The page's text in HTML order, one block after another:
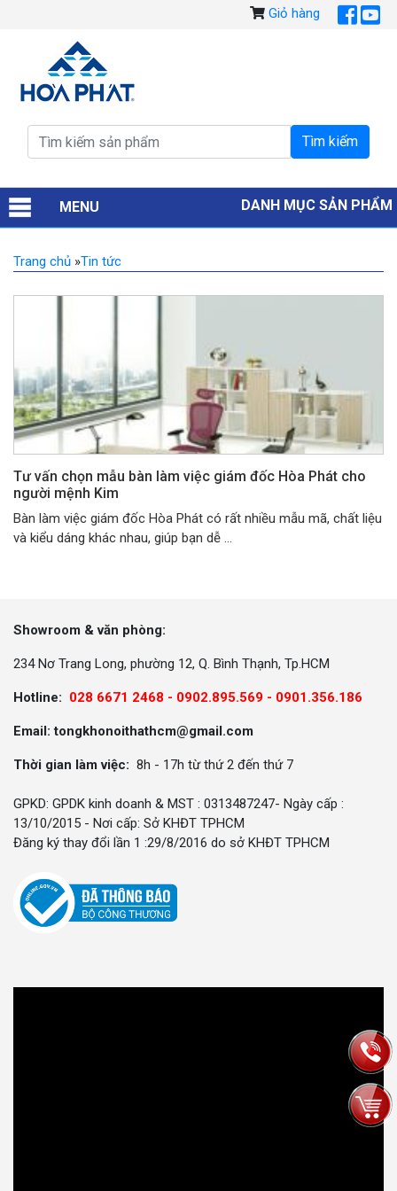
Giỏ hàng
MENU DANH MỤC SẢN PHẨM
Trang chủ »Tin tức
Tư vấn chọn mẫu bàn làm việc giám đốc Hòa Phát cho
người mệnh Kim
Bàn làm việc giám đốc Hòa Phát có rất nhiều mẫu mã, chất liệu
và kiểu dáng khác nhau, giúp bạn dễ ...
Showroom & văn phòng:
234 Nơ Trang Long, phường 12, Q. Bình Thạnh, Tp.HCM
Hotline: 028 6671 2468 - 0902.895.569 - 0901.356.186
Email: tongkhonoithathcm@gmail.com
Thời gian làm việc: 8h - 17h từ thứ 2 đến thứ 7
GPKD: GPDK kinh doanh & MST : 0313487247- Ngày cấp :
13/10/2015 - Nơi cấp: Sở KHĐT TPHCM
Đăng ký thay đổi lần 1 :29/8/2016 do sở KHĐT TPHCM